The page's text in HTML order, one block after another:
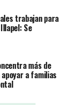
trabajan para
Se
más de
a familias